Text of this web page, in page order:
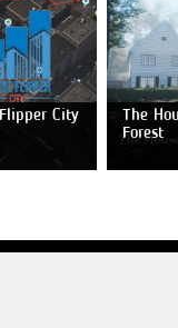
City
The
Forest